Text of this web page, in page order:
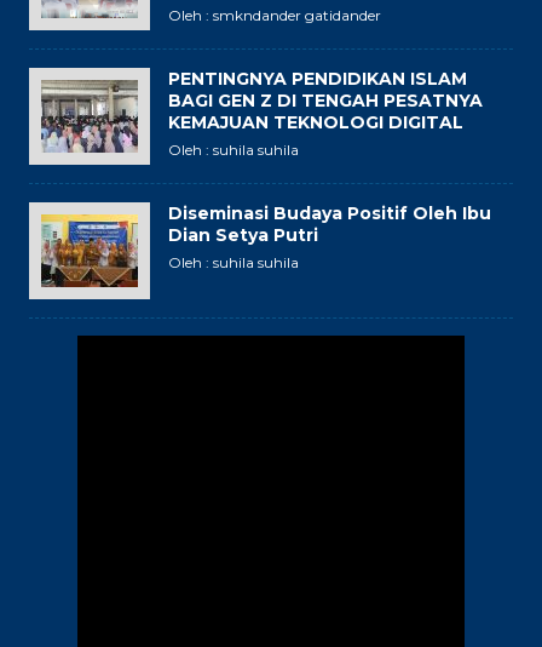
Oleh : smkndander gatidander
PENTINGNYA PENDIDIKAN ISLAM
BAGI GEN Z DI TENGAH PESATNYA
KEMAJUAN TEKNOLOGI DIGITAL
Oleh : suhila suhila
Diseminasi Budaya Positif Oleh Ibu
Dian Setya Putri
Oleh : suhila suhila